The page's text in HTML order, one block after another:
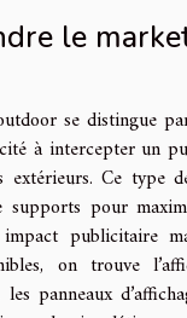
le
se distingue
à intercepter un
extérieurs. Ce type
supports pour
publicitaire
on trouve
panneaux